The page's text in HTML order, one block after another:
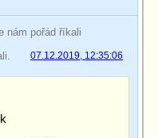
nám pořád říkali
07.12.2019, 12:35:06